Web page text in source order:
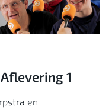
1
en